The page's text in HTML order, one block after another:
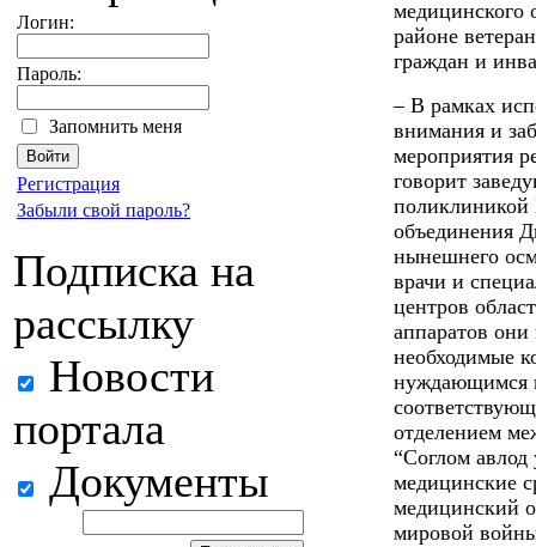
Логин:
Пароль:
Запомнить меня
Регистрация
Забыли свой пароль?
Подписка на
рассылку
Новости
портала
Документы
медицинского
районе
граждан и
– В рамках
внимания и
мероприятия
говорит
поликлиникой
объединения
нынешнего
врачи и
центров
аппаратов
необходимые
нуждающимся
отделением
“Соглом
медицинские
медицинский
мировой